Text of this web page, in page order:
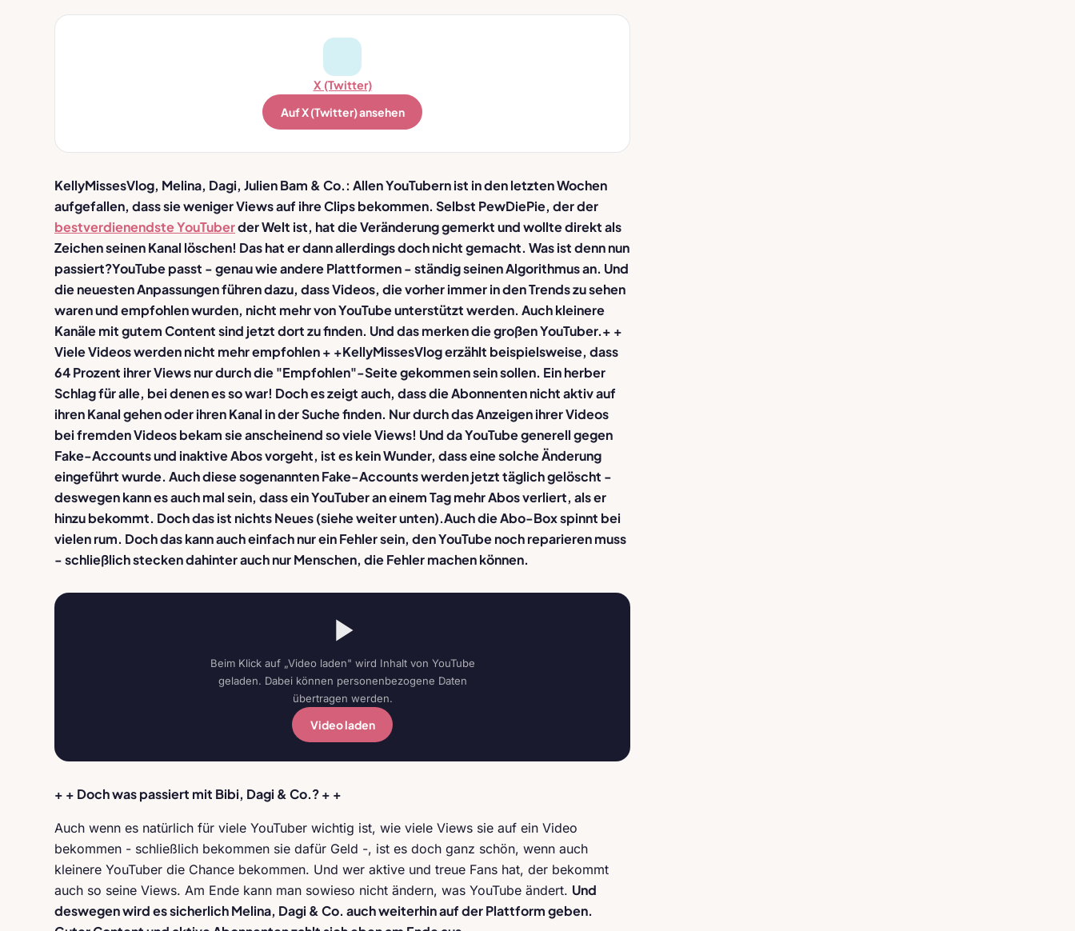
X (Twitter)
Auf X (Twitter) ansehen
KellyMissesVlog, Melina, Dagi, Julien Bam & Co.: Allen YouTubern ist in den letzten Wochen
aufgefallen, dass sieweniger Viewsauf ihre Clips bekommen. Selbst PewDiePie, der der
bestverdienendste YouTuberder Welt ist, hat die Veränderung gemerkt und wollte direkt als
Zeichen seinen Kanal löschen! Das hat er dann allerdings doch nicht gemacht. Was ist denn nun
passiert?YouTube passt - genau wie andere Plattformen - ständig seinen Algorithmus an. Und
die neuesten Anpassungen führen dazu, dass Videos, die vorher immer in den Trends zu sehen
waren und empfohlen wurden, nicht mehr von YouTube unterstützt werden. Auch kleinere
Kanäle mit gutem Content sind jetzt dort zu finden. Und das merken die großen YouTuber.+ +
Viele Videos werden nicht mehr empfohlen + +KellyMissesVlog erzählt beispielsweise, dass
64 Prozent ihrer Views nur durch die "Empfohlen"-Seite gekommen sein sollen. Ein herber
Schlag für alle, bei denen es so war! Doch es zeigt auch, dass die Abonnenten nicht aktiv auf
ihren Kanal gehen oder ihren Kanal in der Suche finden. Nur durch das Anzeigen ihrer Videos
bei fremden Videos bekam sie anscheinend so viele Views! Und da YouTube generell gegen
Fake-Accountsund inaktive Abosvorgeht, ist es kein Wunder, dass eine solche Änderung
eingeführt wurde. Auch diese sogenannten Fake-Accounts werden jetzt täglich gelöscht -
deswegen kann es auch mal sein, dass ein YouTuber an einem Tag mehr Abos verliert, als er
hinzu bekommt. Doch das ist nichts Neues (siehe weiter unten).Auch die Abo-Box spinnt bei
vielen rum. Doch das kann auch einfach nur ein Fehler sein, den YouTube noch reparieren muss
- schließlich stecken dahinter auch nur Menschen, die Fehler machen können.
Beim Klick auf „Video laden" wird Inhalt von YouTube
geladen. Dabei können personenbezogene Daten
übertragen werden.
Video laden
+ + Doch was passiert mit Bibi, Dagi & Co.? + +
Auch wenn es natürlich für viele YouTuber wichtig ist, wie viele Views sie auf ein Video
bekommen - schließlich bekommen sie dafür Geld -, ist es doch ganz schön, wenn auch
kleinere YouTuber die Chance bekommen. Und wer aktive und treue Fans hat, der bekommt
auch so seine Views. Am Ende kann man sowieso nicht ändern, was YouTube ändert. Und
deswegen wird es sicherlich Melina, Dagi & Co. auch weiterhin auf der Plattform geben.